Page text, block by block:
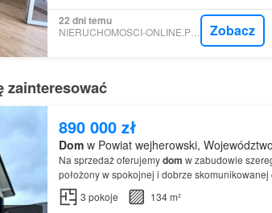
22 dni temu
NIERUCHOMOSCI-ONLINE.PL - GRAND ESTATES Zobacz
zainteresować
890 000 zł
Domw Powiat wejherowski,
Na sprzedaż oferujemydom w zabudowie
położony w spokojnej i dobrze
3 pokoje 134 m²